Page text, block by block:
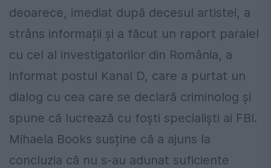
deoarece, imediat după decesul artistei, a
strâns informații și a făcut un raport paralel
cu cel al investigatorilor din România, a
informat postul Kanal D, care a purtat un
dialog cu cea care se declară criminolog și
spune că lucrează cu foști specialiști ai FBI.
Mihaela Books susține că a ajuns la
concluzia că nu s-au adunat suficiente